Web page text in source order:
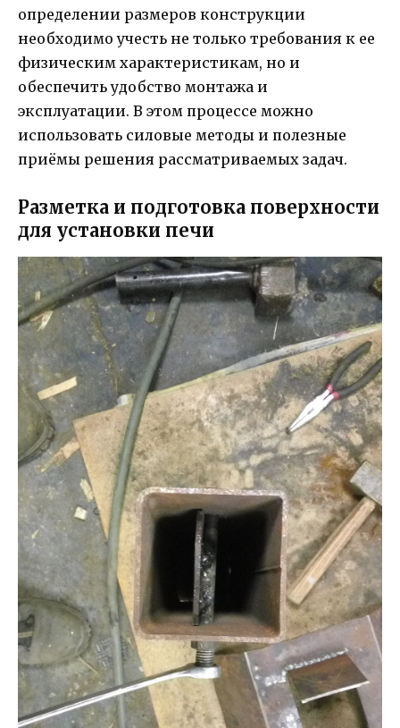
определении размеров конструкции
необходимо учесть не только требования к ее
физическим характеристикам, но и
обеспечить удобство монтажа и
эксплуатации. В этом процессе можно
использовать силовые методы и полезные
приёмы решения рассматриваемых задач.
Разметка и подготовка поверхности
для установки печи